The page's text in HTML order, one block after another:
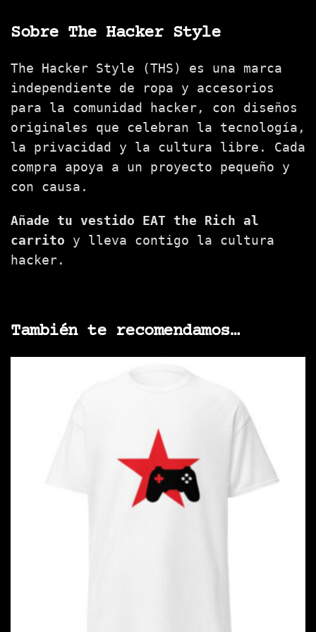
Sobre The Hacker Style
The Hacker Style (THS) es una marca
independiente de ropa y accesorios
para la comunidad hacker, con diseños
originales que celebran la tecnología,
la privacidad y la cultura libre. Cada
compra apoya a un proyecto pequeño y
con causa.
Añade tu vestido EAT the Rich al
carrito y lleva contigo la cultura
hacker.
También te recomendamos…